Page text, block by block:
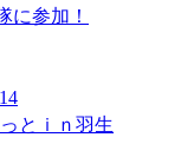
参加！
とｉｎ羽生